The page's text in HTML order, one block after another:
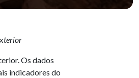
Os dados
indicadores do